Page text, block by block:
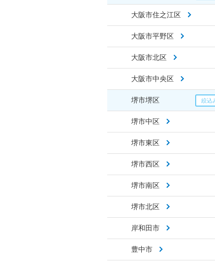
大阪市住之江区
大阪市平野区
大阪市北区
大阪市中央区
堺市堺区
堺市中区
堺市東区
堺市西区
堺市南区
堺市北区
岸和田市
豊中市